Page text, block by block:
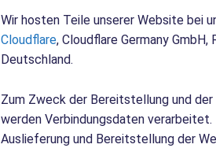
Wir hosten Teile unserer Website bei
Cloudflare, Cloudflare Germany
Deutschland.
Zum Zweck der Bereitstellung und
werden Verbindungsdaten
Auslieferung und Bereitstellung der